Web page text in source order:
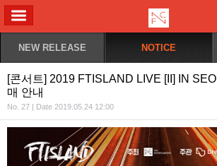
NEW RELEASE NOTICE
[콘서트] 2019 FTISLAND LIVE [II] IN
매 안내
No. 27 | Date 2019.05.24 12:00